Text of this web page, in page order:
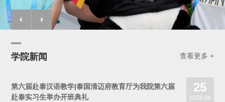
学院新闻 查看更多 +
第六届赴泰汉语教学|泰国清迈府教育厅为我院第六届
赴泰实习生举办开班典礼
25
2026.06